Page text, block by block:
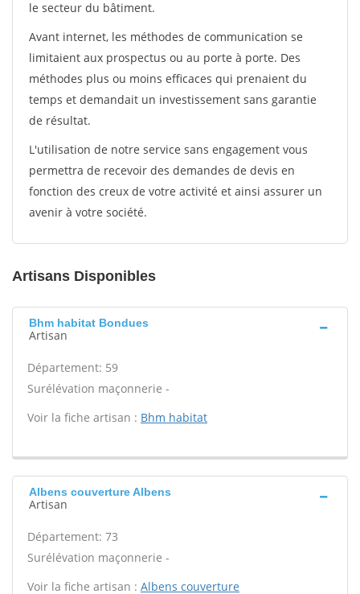
le secteur du bâtiment.
Avant internet, les méthodes de communication se
limitaient aux prospectus ou au porte à porte. Des
méthodes plus ou moins efficaces qui prenaient du
temps et demandait un investissement sans garantie
de résultat.
L'utilisation de notre service sans engagement vous
permettra de recevoir des demandes de devis en
fonction des creux de votre activité et ainsi assurer un
avenir à votre société.
Artisans Disponibles
Bhm habitat Bondues
Artisan
Département: 59
Surélévation maçonnerie -
Voir la fiche artisan : Bhm habitat
Albens couverture Albens
Artisan
Département: 73
Surélévation maçonnerie -
Voir la fiche artisan : Albens couverture